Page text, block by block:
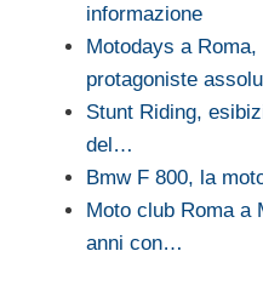
informazione
Motodays a
protagoniste
Stunt Riding,
del…
Bmw F 800, la
Moto club Roma a
anni con…